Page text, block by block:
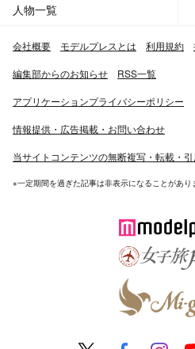
人物一覧
会社概要 モデルプレスとは 利用規約
編集部からのお知らせ RSS一覧
アプリケーションプライバシーポリシー
情報提供・広告掲載・お問い合わせ
当サイトコンテンツの無断複写・転載・
※一定期間を過ぎた記事は非表示になることがあり